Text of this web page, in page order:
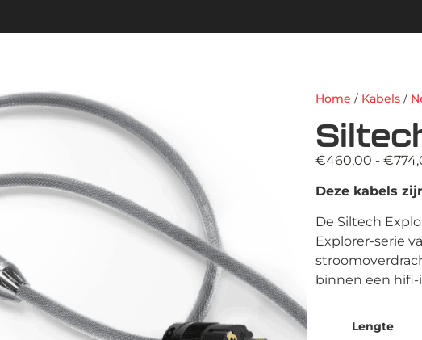
Home / Kabels /
€460,00 - €
Deze kabels
De Siltech
Explorer-serie
binnen een hifi-
Lengte